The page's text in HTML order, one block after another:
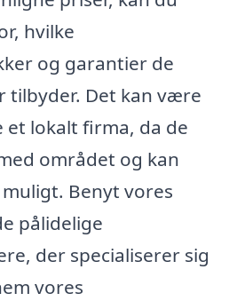
hvilke
og garantier de
tilbyder. Det kan være
lokalt firma, da de
området og kan
Benyt vores
pålidelige
der specialiserer sig
vores